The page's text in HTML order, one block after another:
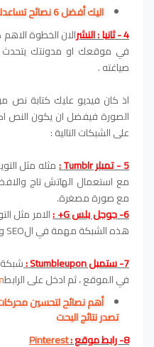
اليك أفضل 6 نصائح تساعدك في زيادة التفاعل على تويتر
4 - ثانيا : النشرالان الخطوة
في موقعك او مدونتك يتحدث
صياغته .
اذ كان فيديو عليك كتابة نص
الصورة فيفضل ان يكون النص
على الشبكات التالية :
5 - تمبلر Tumblr :
مثله مثل
مع استعمال الهاتش تاج
مع صورة مصغرة.
6- جوجل بلس G+ :
الامر مثل
هذه الشبكة مهمة في الSEO وتساعد موقعك.
7- ستمبل Stumbleupon :
في الموقع ، ثم ادخل على الرابط
أهم نصائح لتحسين
تصدر نتائج البحت
8- رابط موقع :
Pinterest